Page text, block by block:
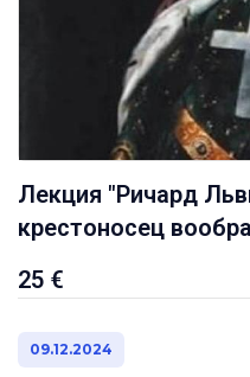
Лекция "Ричард
крестоносец
25 €
09.12.2024